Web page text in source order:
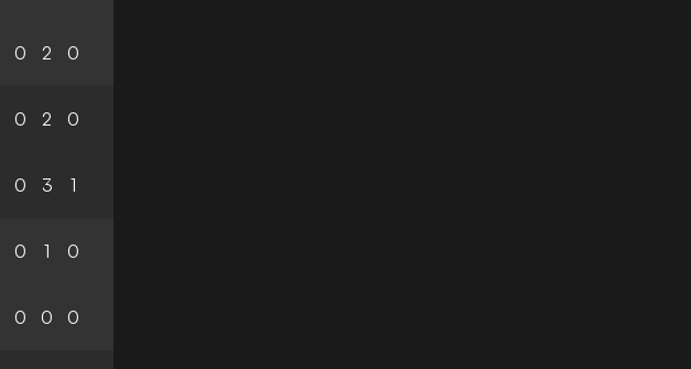
0 2 0
0 2 0
0 3 1
0 1 0
0 0 0